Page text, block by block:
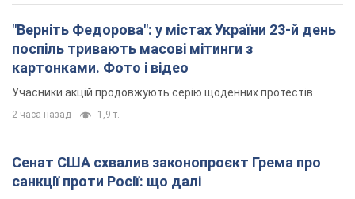
"Верніть Федорова": у містах України 23-й день
поспіль тривають масові мітинги з
картонками. Фото і відео
Учасники акцій продовжують серію щоденних протестів
2 часа назад 1,9 т.
Сенат США схвалив законопроєкт Грема про
санкції проти Росії: що далі